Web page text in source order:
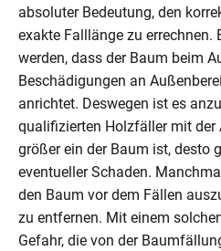
absoluter Bedeutung, den
exakte Falllänge zu errechnen.
werden, dass der Baum beim
Beschädigungen an
anrichtet. Deswegen ist es
qualifizierten Holzfäller mit der
größer ein der Baum ist, desto
eventueller Schaden.
den Baum vor dem Fällen
zu entfernen. Mit einem
Gefahr, die von der